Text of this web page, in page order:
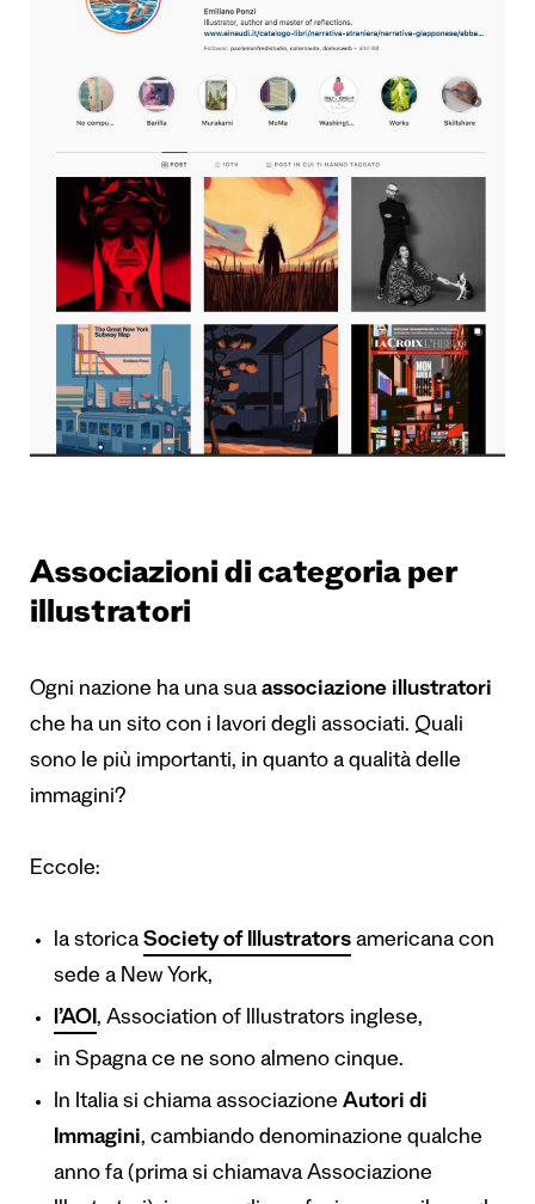
Associazioni di categoria per
illustratori
Ogni nazione ha una sua associazione illustratori
che ha un sito con i lavori degli associati. Quali
sono le più importanti, in quanto a qualità delle
immagini?
Eccole:
la storica Society of Illustrators americana con
sede a New York,
l’AOI, Association of Illustrators inglese,
in Spagna ce ne sono almeno cinque.
In Italia si chiama associazione Autori di
Immagini, cambiando denominazione qualche
anno fa (prima si chiamava Associazione